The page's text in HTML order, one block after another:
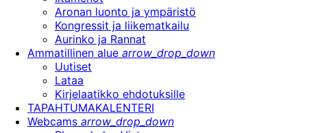
Aronan luonto ja ympäristö
Kongressit ja liikematkailu
Aurinko ja Rannat
Ammatillinen alue arrow_drop_down
Uutiset
Lataa
Kirjelaatikko ehdotuksille
TAPAHTUMAKALENTERI
Webcams arrow_drop_down